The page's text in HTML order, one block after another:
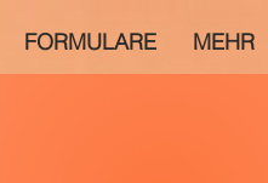
FORMULARE MEHR